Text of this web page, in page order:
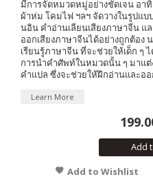
มีการจัดหมวดหมู่อย่างชัดเจน อ
ผ้าห่ม โคมไฟ ฯลฯ จัดวางในรูปแ
นอิน คำอ่านเลียนเสียงภาษาจีน แ
ออกเสียงภาษาจีนได้อย่างถูกต้อง
เรียนรู้ภาษาจีน ที่จะช่วยให้เด็ก ๆ
การนำคำศัพท์ในหมวดนั้น ๆ มาแ
คำแปล ซึ่งจะช่วยให้ฝึกอ่านและออ
Learn More
Add
Add to Wishlist